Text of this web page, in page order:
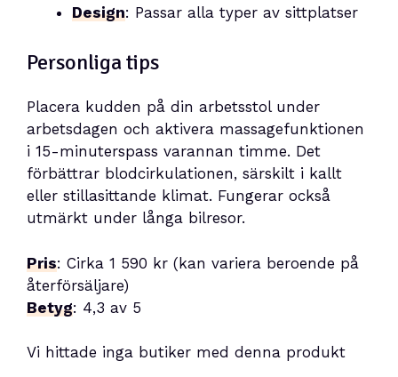
Design: Passar alla typer av sittplatser
Personliga tips
Placera kudden på din arbetsstol under
arbetsdagen och aktivera massagefunktionen
i 15-minuterspass varannan timme. Det
förbättrar blodcirkulationen, särskilt i kallt
eller stillasittande klimat. Fungerar också
utmärkt under långa bilresor.
Pris: Cirka 1 590 kr (kan variera beroende på
återförsäljare)
Betyg: 4,3 av 5
Vi hittade inga butiker med denna produkt